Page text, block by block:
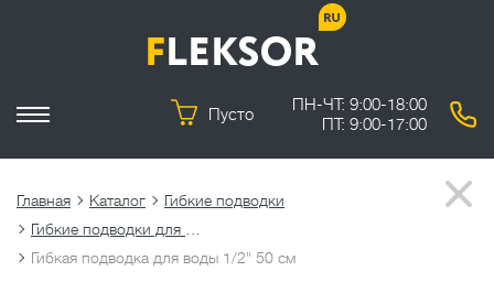
Пусто
ПН-ЧТ: 9:00-18:00
ПТ: 9:00-17:00
Главная Каталог
Гибкие подводки
Гибкая подводка для воды 1/2" 50 см